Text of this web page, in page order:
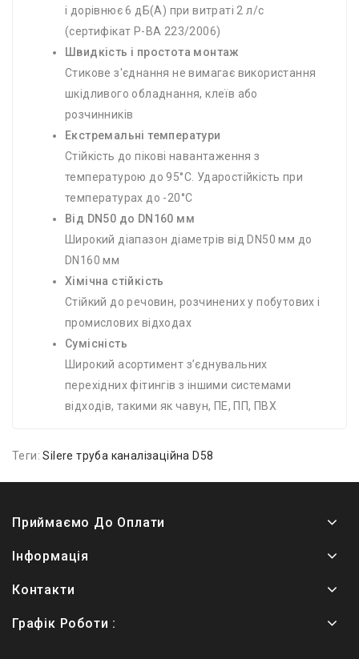
і дорівнює 6 дБ(А) при витраті 2 л/с
(сертифікат P-BA 223/2006)
Швидкість і простота монтаж
Стикове з'єднання не вимагає використання
шкідливого обладнання, клеїв або
розчинників
Екстремальні температури
Стійкість до пікові навантаження з
температурою до 95°C. Ударостійкість при
температурах до -20°C
Від DN50 до DN160 мм
Широкий діапазон діаметрів від DN50 мм до
DN160 мм
Хімічна стійкість
Стійкий до речовин, розчинених у побутових і
промислових відходах
Сумісність
Широкий асортимент з’єднувальних
перехідних фітингів з іншими системами
відходів, такими як чавун, ПЕ, ПП, ПВХ
Теги:Silere труба каналізаційна D58
Приймаємо До Оплати
Інформація
Контакти
Графік Роботи :